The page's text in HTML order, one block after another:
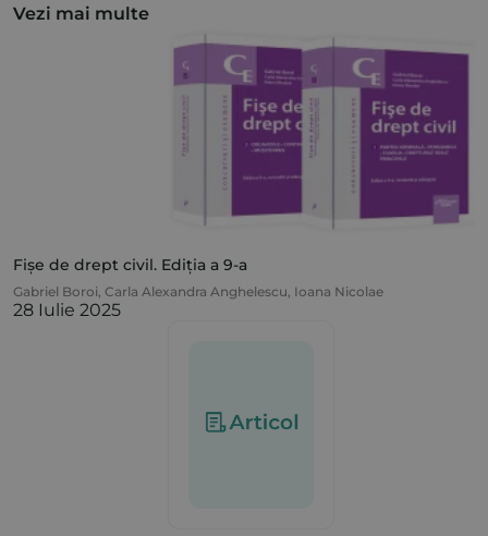
Vezi mai multe
Fișe de drept civil. Ediția a 9-a
Gabriel Boroi, Carla Alexandra Anghelescu, Ioana Nicolae
28 Iulie 2025